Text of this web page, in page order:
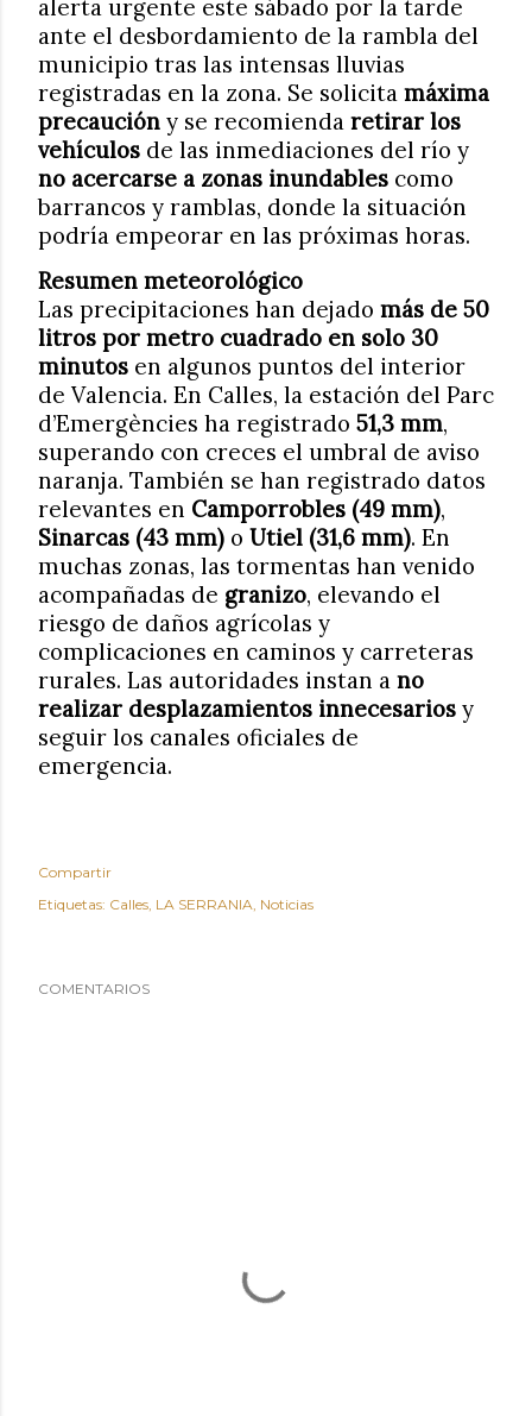
alerta urgente este sábado por la tarde
ante el desbordamiento de la rambla del
municipio tras las intensas lluvias
registradas en la zona. Se solicita máxima
precaución y se recomienda retirar los
vehículos de las inmediaciones del río y
no acercarse a zonas inundables como
barrancos y ramblas, donde la situación
podría empeorar en las próximas horas.
Resumen meteorológico
Las precipitaciones han dejado más de 50
litros por metro cuadrado en solo 30
minutos en algunos puntos del interior
de Valencia. En Calles, la estación del Parc
d’Emergències ha registrado 51,3 mm,
superando con creces el umbral de aviso
naranja. También se han registrado datos
relevantes en Camporrobles (49 mm),
Sinarcas (43 mm) o Utiel (31,6 mm). En
muchas zonas, las tormentas han venido
acompañadas de granizo, elevando el
riesgo de daños agrícolas y
complicaciones en caminos y carreteras
rurales. Las autoridades instan a no
realizar desplazamientos innecesarios y
seguir los canales oficiales de
emergencia.
Compartir
Etiquetas: Calles LA SERRANIA Noticias
COMENTARIOS